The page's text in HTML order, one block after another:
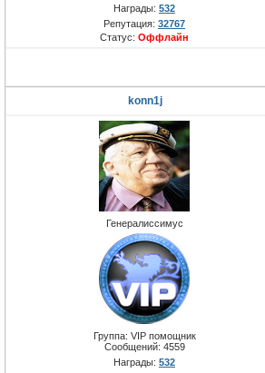
Награды: 532
Репутация: 32767
Статус: Оффлайн
konn1j
Генералиссимус
Группа: VIP помощник
Сообщений: 4559
Награды: 532